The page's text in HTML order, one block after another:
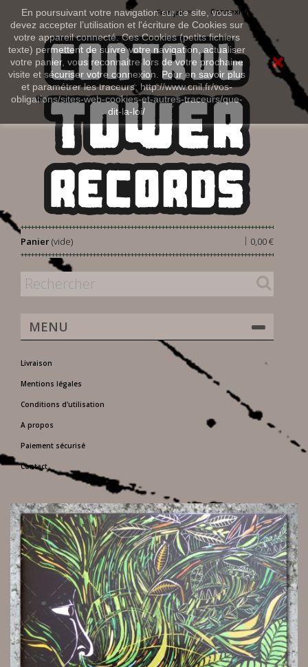
En poursuivant votre navigation sur ce site, vous
devez accepter l’utilisation et l'écriture de Cookies sur
votre appareil connecté. Ces Cookies (petits fichiers
texte) permettent de suivre votre navigation, actualiser
votre panier, vous reconnaitre lors de votre prochaine
visite et sécuriser votre connexion. Pour en savoir plus
et paramétrer les traceurs: http://www.cnil.fr/vos-
obligations/sites-web-cookies-et-autres-traceurs/que-
dit-la-loi/
Connexion
Français
Panier 0,00 €
|
(vide)
MENU
Livraison
Mentions légales
Conditions d'utilisation
A propos
Paiement sécurisé
Contact